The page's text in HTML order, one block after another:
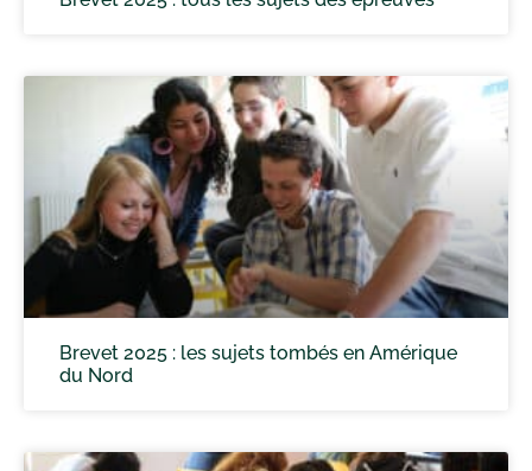
Brevet 2025 : les sujets tombés en Amérique
du Nord